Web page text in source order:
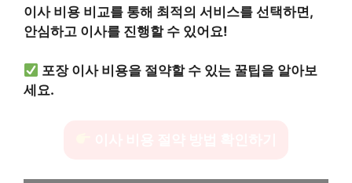
이사 비용 비교를 통해 최적의 서비스를 선택하면,
안심하고 이사를 진행할 수 있어요!
포장 이사 비용을 절약할 수 있는 꿀팁을 알아보
세요.